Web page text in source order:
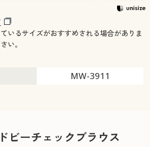
いるサイズがおすすめされる場合がありま
い。
MW-3911
ビーチェックブラウス